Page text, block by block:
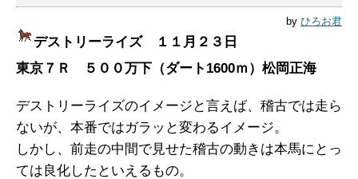
by ひろお君
デストリーライズ １１月２３日
東京７Ｒ ５００万下（ダート1600ｍ）松岡正海
デストリーライズのイメージと言えば、稽古では走ら
ないが、本番ではガラッと変わるイメージ。
しかし、前走の中間で見せた稽古の動きは本馬にとっ
ては良化したといえるもの。